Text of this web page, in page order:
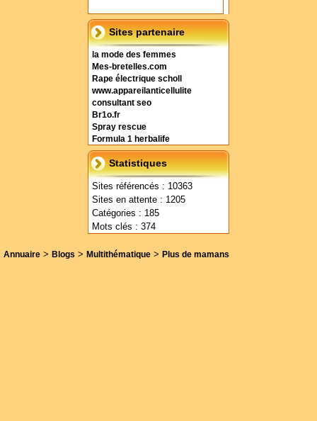
Sites partenaire
la mode des femmes
Mes-bretelles.com
Rape électrique scholl
www.appareilanticellulite
consultant seo
Br1o.fr
Spray rescue
Formula 1 herbalife
Statistiques
Sites référencés : 10363
Sites en attente : 1205
Catégories : 185
Mots clés : 374
Annuaire > Blogs > Multithématique > Plus de mamans